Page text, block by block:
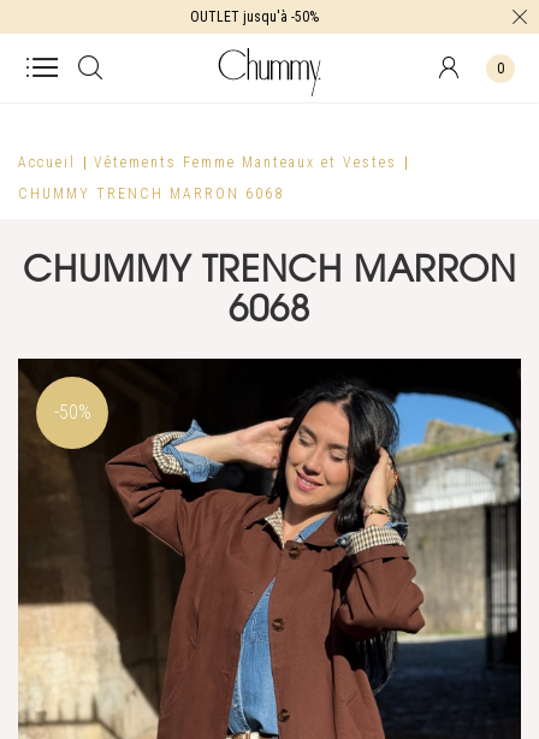
OUTLET jusqu'à -50%
0
Accueil Vêtements Femme Manteaux et Vestes
CHUMMY TRENCH MARRON 6068
CHUMMY TRENCH MARRON
6068
-50%